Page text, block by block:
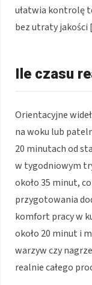
ułatwia kontrolę
bez utraty jakości
Ile czasu
Orientacyjne
na woku lub
20 minutach od
w tygodniowym
około 35 minut,
przygotowania
komfort pracy w
około 20 minut i
warzyw czy
realnie całego